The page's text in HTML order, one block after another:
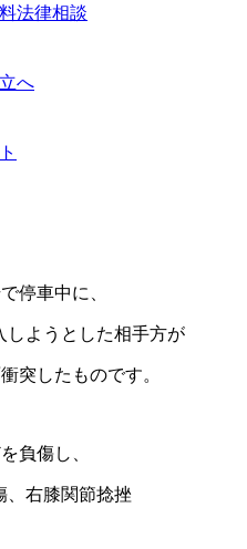
法律相談
へ
停車中に、
しようとした相手方が
突したものです。
負傷し、
、右膝関節捻挫